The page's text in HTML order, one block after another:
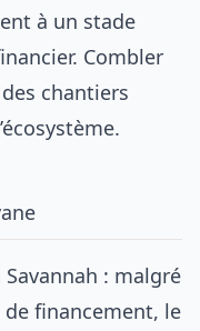
à un stade
Combler
chantiers
: malgré
financement, le